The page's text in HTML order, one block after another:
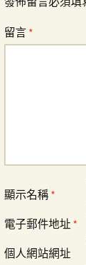
留言 *
顯示名稱 *
電子郵件地址 *
個人網站網址